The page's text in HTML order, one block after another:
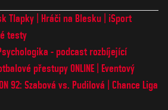
Tlapky Hráči na Blesku
iSport
testy
- podcast rozbíjející
přestupy ONLINE
Eventový
92: Szabová vs. Pudilová
Chance Liga